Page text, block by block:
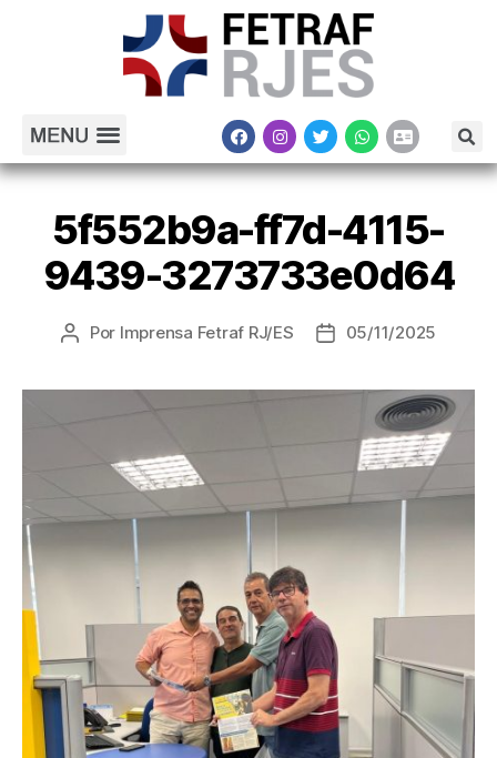
5f552b9a-ff7d-4115-
9439-3273733e0d64
Por Imprensa Fetraf RJ/ES 05/11/2025